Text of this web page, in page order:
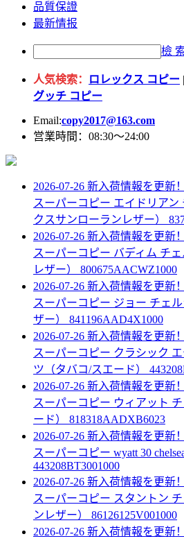
品質保證
最新情报
檢
人気検索： ロレックス コピー |
グッチ コピー
Email:copy2017@163.com
営業時間：08:30～24:00
2026-07-26 新入荷情報を更新！
スーパーコピー エイドリアン
クスサンローランレザー）
2026-07-26 新入荷情報を更新！
スーパーコピー バディム チ
レザー） 800675AACWZ1000
2026-07-26 新入荷情報を更新！
スーパーコピー ジョー チェ
ザー） 841196AAD4X1000
2026-07-26 新入荷情報を更新！
スーパーコピー クラシック
ツ（タバコ/スエード）
2026-07-26 新入荷情報を更新！
スーパーコピー ウィアット
ード） 818318AADXB6023
2026-07-26 新入荷情報を更新！
スーパーコピー wyatt 30
443208BT3001000
2026-07-26 新入荷情報を更新！
スーパーコピー スタントン
ンレザー） 86126125V001000
2026-07-26 新入荷情報を更新！